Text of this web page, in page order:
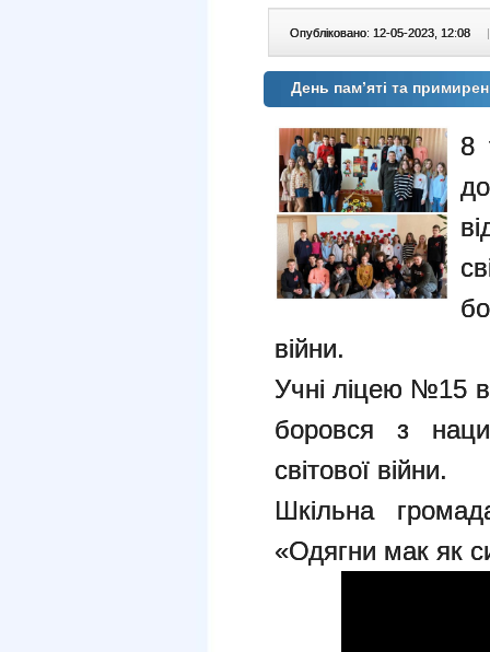
Опубліковано: 12-05-2023, 12:08 |
День пам’яті та
8
війни.
Учні ліцею №15
боровся з
світової війни.
Шкільна
«Одягни мак як